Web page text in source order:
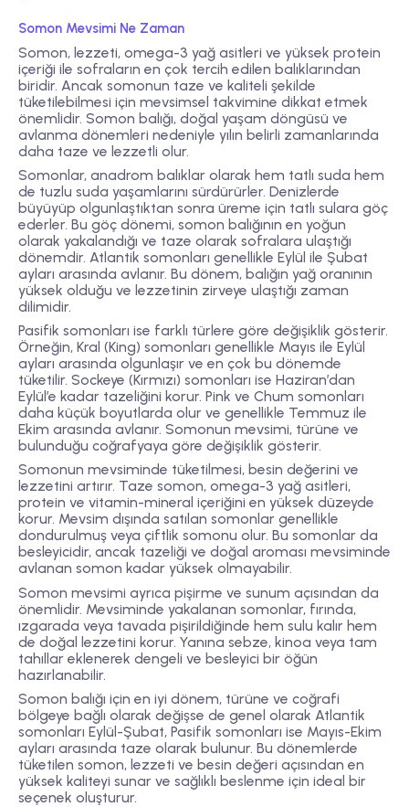
Somon Mevsimi Ne Zaman
Somon, lezzeti, omega-3 yağ asitleri ve yüksek protein
içeriği ile sofraların en çok tercih edilen balıklarından
biridir. Ancak somonun taze ve kaliteli şekilde
tüketilebilmesi için mevsimsel takvimine dikkat etmek
önemlidir. Somon balığı, doğal yaşam döngüsü ve
avlanma dönemleri nedeniyle yılın belirli zamanlarında
daha taze ve lezzetli olur.
Somonlar, anadrom balıklar olarak hem tatlı suda hem
de tuzlu suda yaşamlarını sürdürürler. Denizlerde
büyüyüp olgunlaştıktan sonra üreme için tatlı sulara göç
ederler. Bu göç dönemi, somon balığının en yoğun
olarak yakalandığı ve taze olarak sofralara ulaştığı
dönemdir. Atlantik somonları genellikle Eylül ile Şubat
ayları arasında avlanır. Bu dönem, balığın yağ oranının
yüksek olduğu ve lezzetinin zirveye ulaştığı zaman
dilimidir.
Pasifik somonları ise farklı türlere göre değişiklik gösterir.
Örneğin, Kral (King) somonları genellikle Mayıs ile Eylül
ayları arasında olgunlaşır ve en çok bu dönemde
tüketilir. Sockeye (Kırmızı) somonları ise Haziran’dan
Eylül’e kadar tazeliğini korur. Pink ve Chum somonları
daha küçük boyutlarda olur ve genellikle Temmuz ile
Ekim arasında avlanır. Somonun mevsimi, türüne ve
bulunduğu coğrafyaya göre değişiklik gösterir.
Somonun mevsiminde tüketilmesi, besin değerini ve
lezzetini artırır. Taze somon, omega-3 yağ asitleri,
protein ve vitamin-mineral içeriğini en yüksek düzeyde
korur. Mevsim dışında satılan somonlar genellikle
dondurulmuş veya çiftlik somonu olur. Bu somonlar da
besleyicidir, ancak tazeliği ve doğal aroması mevsiminde
avlanan somon kadar yüksek olmayabilir.
Somon mevsimi ayrıca pişirme ve sunum açısından da
önemlidir. Mevsiminde yakalanan somonlar, fırında,
ızgarada veya tavada pişirildiğinde hem sulu kalır hem
de doğal lezzetini korur. Yanına sebze, kinoa veya tam
tahıllar eklenerek dengeli ve besleyici bir öğün
hazırlanabilir.
Somon balığı için en iyi dönem, türüne ve coğrafi
bölgeye bağlı olarak değişse de genel olarak Atlantik
somonları Eylül-Şubat, Pasifik somonları ise Mayıs-Ekim
ayları arasında taze olarak bulunur. Bu dönemlerde
tüketilen somon, lezzeti ve besin değeri açısından en
yüksek kaliteyi sunar ve sağlıklı beslenme için ideal bir
seçenek oluşturur.